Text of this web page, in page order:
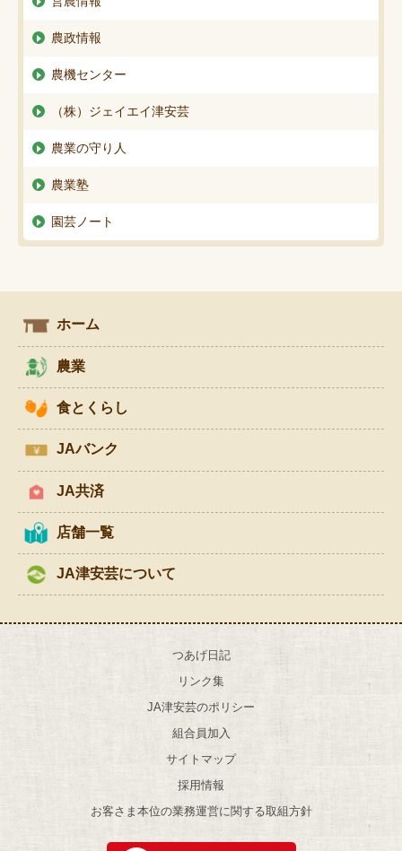
農政情報
農機センター
（株）ジェイエイ津安芸
農業の守り人
農業塾
園芸ノート
ホーム
農業
食とくらし
JAバンク
JA共済
店舗一覧
JA津安芸について
つあげ日記
リンク集
JA津安芸のポリシー
組合員加入
サイトマップ
採用情報
お客さま本位の業務運営に関する取組方針